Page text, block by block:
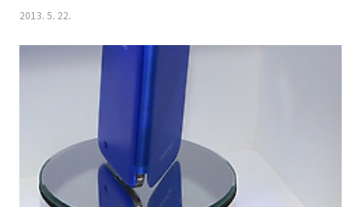
하는소리입니다. 가능한 책을 많이 보기 위해서 올레이북을 활용해보고
레이의 밝기를 눈이 편안한 색으로 살짝 바꿔서 독서할때 피로도를 조금
줄이는 기능인데요. 기본으로 포함된 어플 외에 올레이북에도 적용이 가
능합니다. 적용하면 살짝 색이 붉은색을 띄면서 눈을 편안하게 하죠. 물
론 정지된 화면을 너무 오래바라보고 있는데 눈이 편해요 하는건 말이 안
되는 이야기이긴 한데요. 다만 올레이북에는 책읽어주기 기능 즉 TTS 기
능이 있습니다..
2013. 5. 22.